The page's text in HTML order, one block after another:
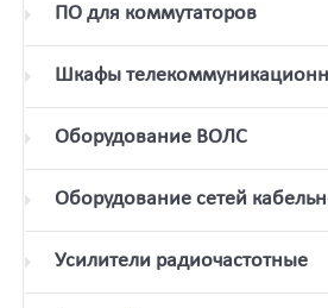
ПО для коммутаторов
Шкафы
Оборудование ВОЛС
Оборудование сетей
Усилители радиочастотные